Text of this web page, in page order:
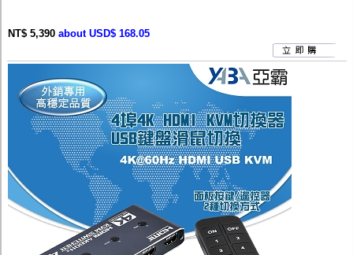
客訂商品
NT$ 5,390 about USD$ 168.05